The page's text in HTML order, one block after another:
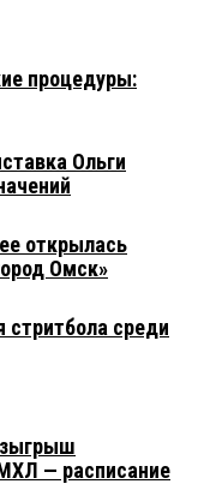
процедуры:
Ольги
открылась
Омск»
стритбола среди
— расписание